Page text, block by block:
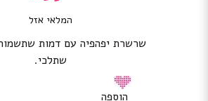
המלאי אזל
שרשרת יפהפיה עם דמות
שתלכי.
הוספה